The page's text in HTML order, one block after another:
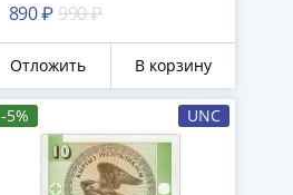
890 ₽ 990 ₽
Отложить В корзину
-5% UNC